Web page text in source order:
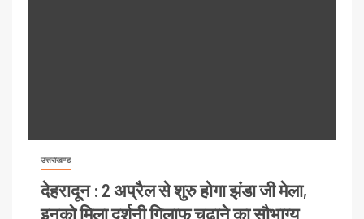
उत्तराखण्ड
देहरादून : 2 अप्रैल से शुरु होगा झंडा जी मेला,
इनको मिला दर्शनी गिलाफ चढ़ाने का सौभाग्‍य